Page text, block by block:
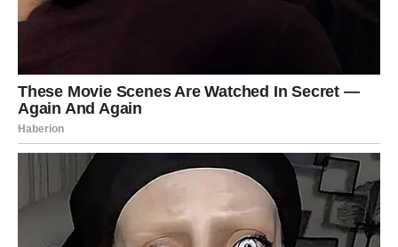
sudbinski susret koji menja sve
osećaj da su vođene višom silom
Ribe će shvatiti da njihova vera nikada nije bila uzaludna.